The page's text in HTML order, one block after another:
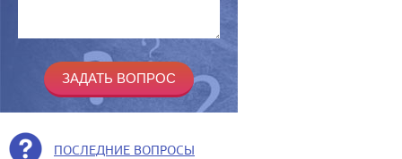
ПОСЛЕДНИЕ ВОПРОСЫ